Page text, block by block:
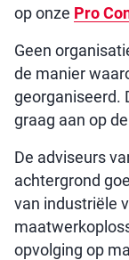
op onze Pro
Geen
de manier
georganiseerd.
graag aan op
De adviseurs
achtergrond
van industriële
opvolging op